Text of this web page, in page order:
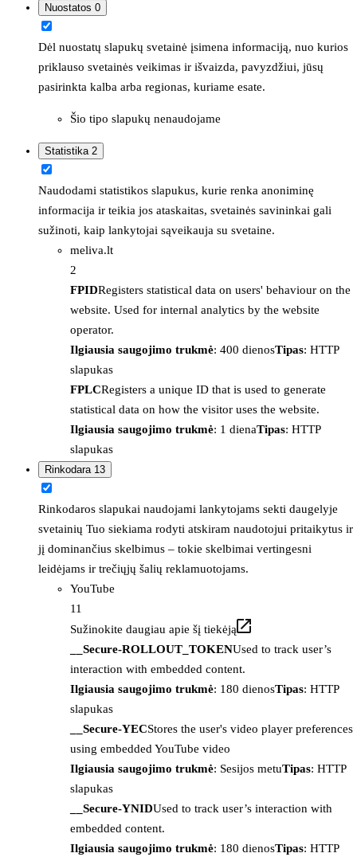
Nuostatos 0
Dėl nuostatų slapukų svetainė įsimena informaciją, nuo kurios
priklauso svetainės veikimas ir išvaizda, pavyzdžiui, jūsų
pasirinkta kalba arba regionas, kuriame esate.
Šio tipo slapukų nenaudojame
Statistika 2
Naudodami statistikos slapukus, kurie renka anoniminę
informacija ir teikia jos ataskaitas, svetainės savininkai gali
sužinoti, kaip lankytojai sąveikauja su svetaine.
meliva.lt
2
FPIDRegisters statistical data on users' behaviour on the
website. Used for internal analytics by the website
operator.
Ilgiausia saugojimo trukmė: 400 dienosTipas: HTTP
slapukas
FPLCRegisters a unique ID that is used to generate
statistical data on how the visitor uses the website.
Ilgiausia saugojimo trukmė: 1 dienaTipas: HTTP
slapukas
Rinkodara 13
Rinkodaros slapukai naudojami lankytojams sekti daugelyje
svetainių Tuo siekiama rodyti atskiram naudotojui pritaikytus ir
jį dominančius skelbimus – tokie skelbimai vertingesni
leidėjams ir trečiųjų šalių reklamuotojams.
YouTube
11
Sužinokite daugiau apie šį tiekėją
__Secure-ROLLOUT_TOKENUsed to track user’s
interaction with embedded content.
Ilgiausia saugojimo trukmė: 180 dienosTipas: HTTP
slapukas
__Secure-YECStores the user's video player preferences
using embedded YouTube video
Ilgiausia saugojimo trukmė: Sesijos metuTipas: HTTP
slapukas
__Secure-YNIDUsed to track user’s interaction with
embedded content.
Ilgiausia saugojimo trukmė: 180 dienosTipas: HTTP